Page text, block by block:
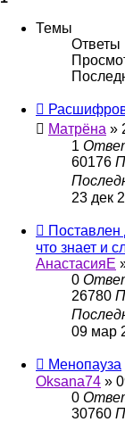
Темы
Ответы
Матрёна »
1
60176
23 дек
Поставлен
что знает и
АнастасияЕ
0
26780
09 мар
Менопауза
Oksana74 »
0
30760